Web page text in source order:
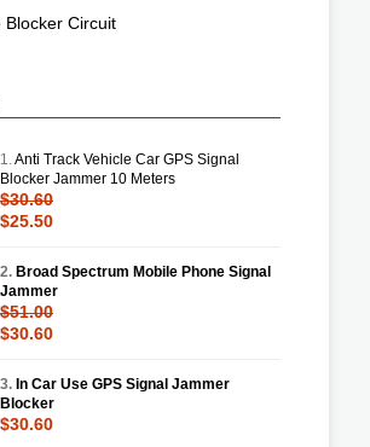
Blocker Circuit
1.Anti Track Vehicle Car GPS Signal
Blocker Jammer 10 Meters
$30.60
$25.50
2. Broad Spectrum Mobile Phone Signal
Jammer
$51.00
$30.60
3. In Car Use GPS Signal Jammer
Blocker
$30.60